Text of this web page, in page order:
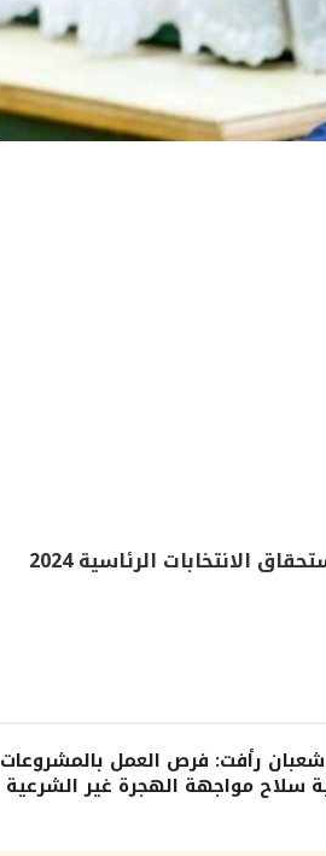
الرئاسية 2024
شعبان رأفت: فرص العمل بالمشروعات
سلاح مواجهة الهجرة غير الشرعية